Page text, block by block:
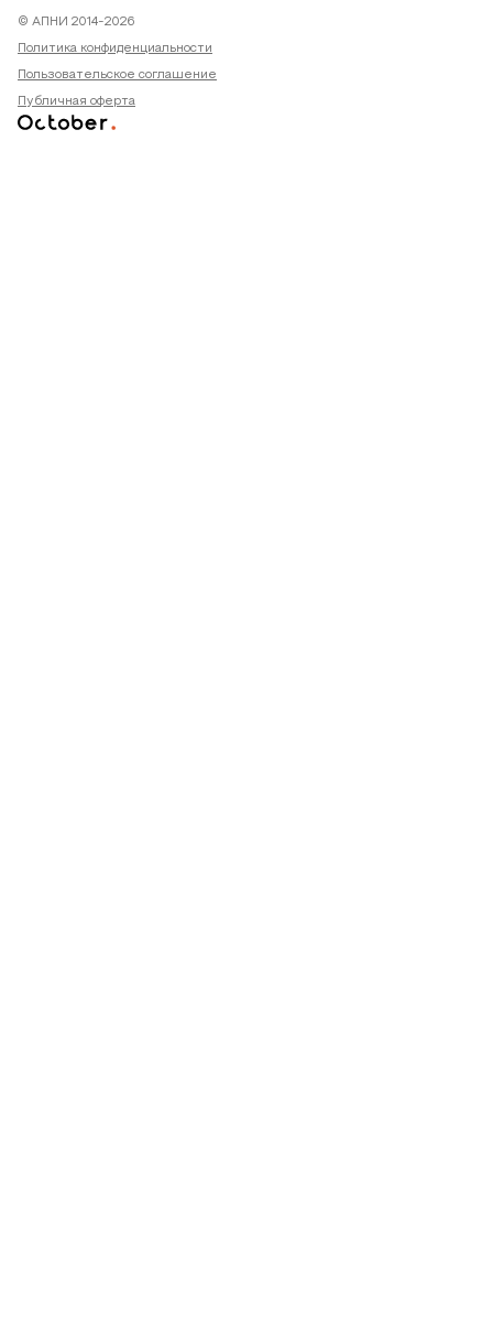
© АПНИ 2014-2026
Политика конфиденциальности
Пользовательское соглашение
Публичная оферта